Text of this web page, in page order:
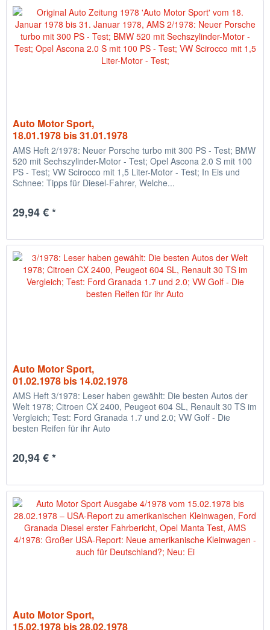
Auto Motor Sport,
18.01.1978 bis 31.01.1978
AMS Heft 2/1978: Neuer Porsche turbo mit 300 PS - Test; BMW
520 mit Sechszylinder-Motor - Test; Opel Ascona 2.0 S mit 100
PS - Test; VW Scirocco mit 1,5 Liter-Motor - Test; In Eis und
Schnee: Tipps für Diesel-Fahrer, Welche...
29,94 € *
Auto Motor Sport,
01.02.1978 bis 14.02.1978
AMS Heft 3/1978: Leser haben gewählt: Die besten Autos der
Welt 1978; Citroen CX 2400, Peugeot 604 SL, Renault 30 TS im
Vergleich; Test: Ford Granada 1.7 und 2.0; VW Golf - Die
besten Reifen für ihr Auto
20,94 € *
Auto Motor Sport,
15.02.1978 bis 28.02.1978